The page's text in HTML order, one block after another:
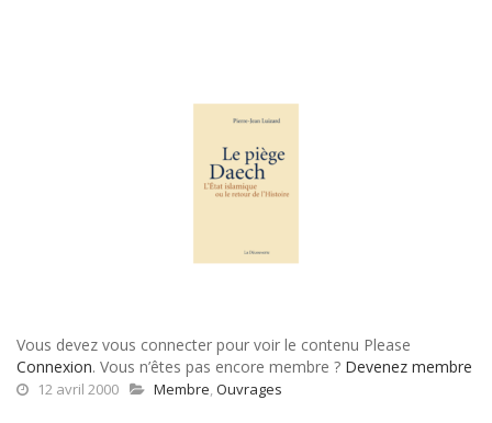
Vous devez vous connecter pour voir le contenu Please
Connexion. Vous n’êtes pas encore membre ? Devenez membre
12 avril 2000 Membre, Ouvrages